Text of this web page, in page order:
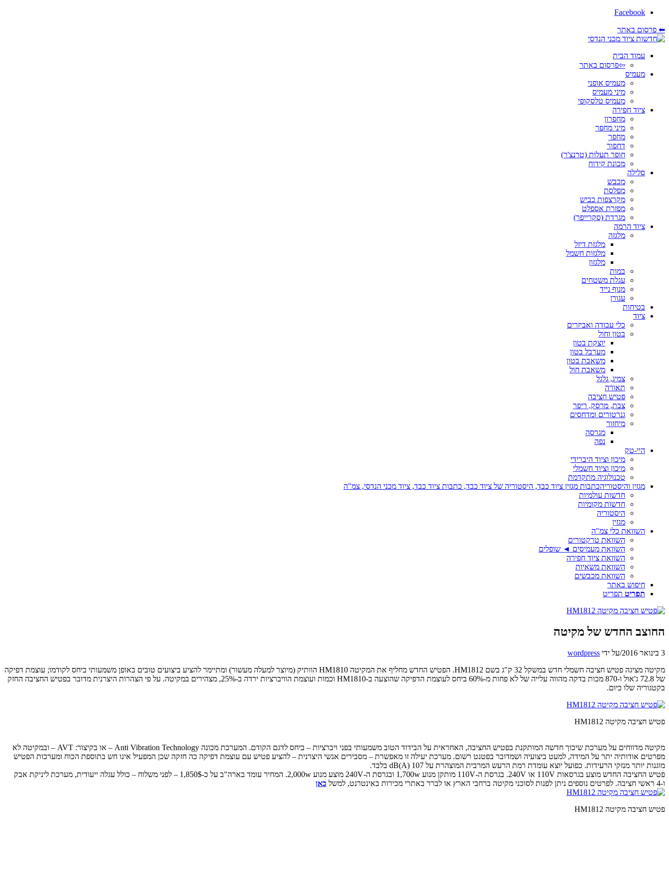
Facebook
⬅ פרסום באתר
עמוד הבית
⇦פרסום באתר
מעמיס
מעמיס אופני
מיני מעמיס
מעמיס טלסקופי
ציוד חפירה
מחפרון
מיני מחפר
מחפר
דחפור
חופר תעלות (טרנצ'ר)
מכונת קידוח
סלילה
מכבש
מפלסת
מקרצפות כביש
מפזרת אספלט
מגרדת (סקרייפר)
ציוד הרמה
מלגזה
מלגזת דיזל
מלגזות חשמל
מלגזון
במות
עגלת משטחים
מנוף נייד
עגורן
בטיחות
ציוד
כלי עבודה ואביזרים
בטון וחול
יוצקת בטון
מערבל בטון
משאבת בטון
משאבת חול
צמיג, גלגל
תאורה
פטיש חציבה
צבת, מרסק, ריפר
גנרטורים ומדחסים
מיחזור
מגרסה
נפה
היי-טק
מיכון וציוד היברידי
מיכון וציוד חשמלי
טכנולוגיה מתקדמת
מגזין והיסטוריהכתבות מגזין ציוד כבד, היסטוריה של ציוד כבד, כתבות ציוד כבד, ציוד מכני הנדסי, צמ"ה
חדשות עולמיות
חדשות מקומיות
היסטוריה
מגזין
השוואת כלי צמ"ה
השוואת טרקטורים
השוואת מעמיסים ◄ שופלים
השוואת ציוד חפירה
השוואת משאיות
השוואת מכבשים
חיפוש באתר
תפריט תפריט
החוצב החדש של מקיטה
3 בינואר 2016 /על ידי wordpress
מקיטה מציגה פטיש חציבה חשמלי חדש במשקל 32 ק"ג בשם HM1812. הפטיש החדש מחליף את המקיטה HM1810 הוותיק (מיוצר למעלה מעשור) ומתיימר להציע ביצועים טובים באופן משמעותי ביחס לקודמו; עוצמת דפיקה
של 72.8 ג'אול ו-870 מכות בדקה מהווה עלייה של לא פחות מ-60% ביחס לעוצמת הדפיקה שהוצעה ב-HM1810 וכמות ועוצמת הוויברציות ירדה ב-25%, מצהירים במקיטה. על פי הצהרות היצרנית מדובר בפטיש החציבה החזק
בקטגוריה שלו כיום.
פטיש חציבה מקיטה HM1812
מקיטה מדווחים על מערכת שיכוך חדשה המותקנת בפטיש החציבה, האחראית על הבידוד הטוב משמעותי בפני ויברציות – ביחס לדגם הקודם. המערכת מכונה Anti Vibration Technology – או בקיצור: AVT – ובמקיטה לא
מפרטים אודותיה יתר על המידה, למעט ביצועיה ושמדובר בפטנט רשום. מערכת יעילה זו מאפשרת – מסבירים אנשי היצרנית – להציע פטיש עם עוצמת דפיקה כה חזקה שכן המפעיל אינו חש בתוספת הכוח ומערכות הפטיש
מוגנות יותר מנזקי הרעידות. כפועל יוצא עומדת רמת הרעש המרבית המוצהרת על 107 dB(A) בלבד.
פטיש החציבה החדש מוצע בגרסאות 110V או 240V. בגרסת ה-110V מותקן מנוע 1,700w ובגרסת ה-240V מוצע מנוע 2,000w. המחיר עומד בארה"ב על כ-1,850$ – לפני משלוח – כולל עגלה ייעודית, מערכת ליניקת אבק
ו-4 ראשי חציבה. לפרטים נוספים ניתן לפנות לסוכני מקיטה ברחבי הארץ או לברר באתרי מכירות באינטרנט, למשל
כאן
פטיש חציבה מקיטה HM1812